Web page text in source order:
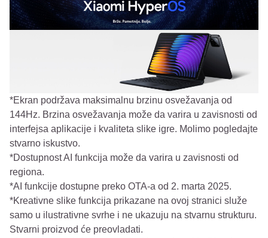
*Ekran podržava maksimalnu brzinu osvežavanja od
144Hz. Brzina osvežavanja može da varira u zavisnosti od
interfejsa aplikacije i kvaliteta slike igre. Molimo pogledajte
stvarno iskustvo.
*Dostupnost AI funkcija može da varira u zavisnosti od
regiona.
*AI funkcije dostupne preko OTA-a od 2. marta 2025.
*Kreativne slike funkcija prikazane na ovoj stranici služe
samo u ilustrativne svrhe i ne ukazuju na stvarnu strukturu.
Stvarni proizvod će preovladati.